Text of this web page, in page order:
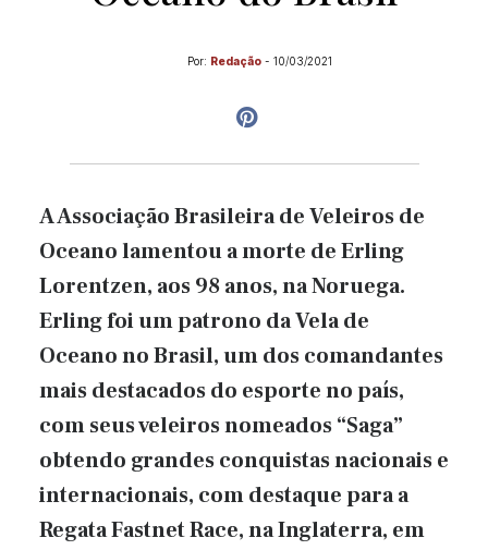
Por: Redação - 10/03/2021
A Associação Brasileira de Veleiros de
Oceano lamentou a morte de Erling
Lorentzen, aos 98 anos, na Noruega.
Erling foi um patrono da Vela de
Oceano no Brasil, um dos comandantes
mais destacados do esporte no país,
com seus veleiros nomeados “Saga”
obtendo grandes conquistas nacionais e
internacionais, com destaque para a
Regata Fastnet Race, na Inglaterra, em